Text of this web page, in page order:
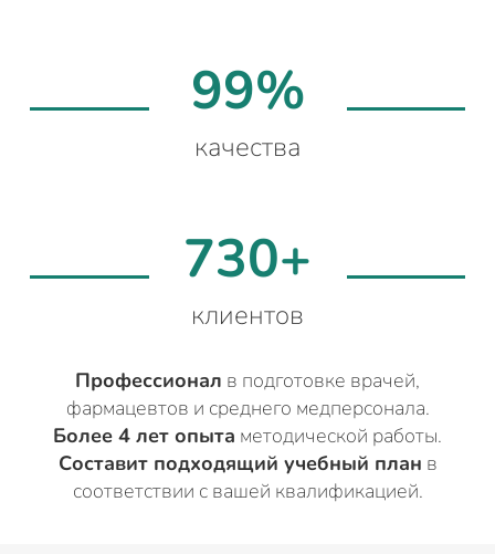
99%
качества
730+
клиентов
Профессионал в подготовке врачей,
фармацевтов и среднего медперсонала.
Более 4 лет опыта методической работы.
Составит подходящий учебный план в
соответствии с вашей квалификацией.